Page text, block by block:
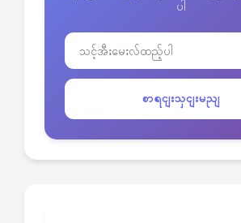
ပါ
စာရငျးသှငျးမညျ